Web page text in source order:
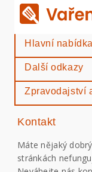
Hlavní nabídka
Další odkazy
Zpravodajství
Kontakt
Máte nějaký
stránkách